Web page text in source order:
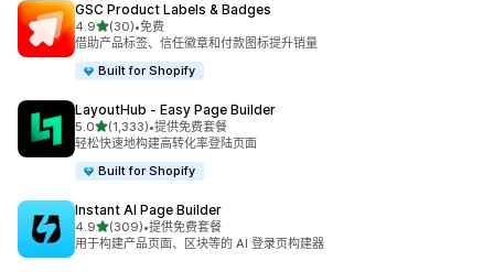
GSC Product Labels & Badges
4.9星（满分 5 星）
(30)
总共 30 条评论
•免费
借助产品标签、信任徽章和付款图标提升销量
Built for Shopify
LayoutHub ‑ Easy Page Builder
5.0星（满分 5 星）
(1,333)
总共 1333 条评论
•提供免费套餐
轻松快速地构建高转化率登陆页面
Built for Shopify
Instant AI Page Builder
4.9星（满分 5 星）
(309)
总共 309 条评论
•提供免费套餐
用于构建产品页面、区块等的 AI 登录页构建器